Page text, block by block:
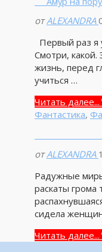
от ALEXANDRA
Первый раз я
Смотри, какой.
жизнь, перед
учиться …
Читать далее...
Фантастика,
от ALEXANDRA
Радужные
раскаты
сидела
Читать далее...